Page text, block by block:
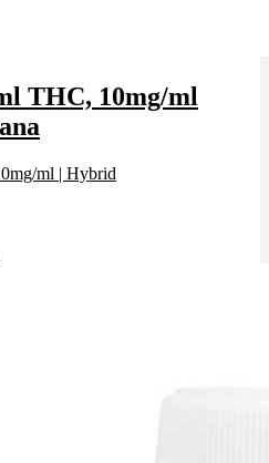
THC, 10mg/ml
ml | Hybrid